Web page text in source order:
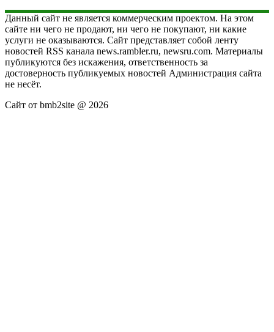
Данный сайт не является коммерческим проектом. На этом
сайте ни чего не продают, ни чего не покупают, ни какие
услуги не оказываются. Сайт представляет собой ленту
новостей RSS канала news.rambler.ru, newsru.com. Материалы
публикуются без искажения, ответственность за
достоверность публикуемых новостей Администрация сайта
не несёт.
Сайт от bmb2site @ 2026